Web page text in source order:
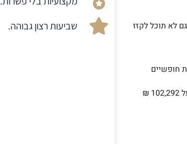
לא תוכל לקזז
חופשיים
שביעות רצון גבוהה.